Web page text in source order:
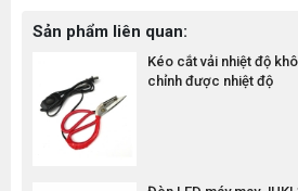
Sản phẩm liên quan:
Kéo cắt vải nhiệt độ
chỉnh được nhiệt độ